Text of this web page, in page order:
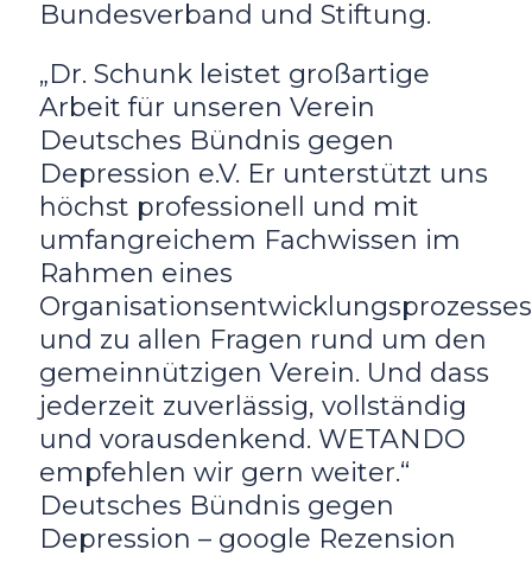
Bundesverband und Stiftung.
„Dr. Schunk leistet großartige
Arbeit für unseren Verein
Deutsches Bündnis gegen
Depression e.V. Er unterstützt uns
höchst professionell und mit
umfangreichem Fachwissen im
Rahmen eines
Organisationsentwicklungsprozesses
und zu allen Fragen rund um den
gemeinnützigen Verein. Und dass
jederzeit zuverlässig, vollständig
und vorausdenkend. WETANDO
empfehlen wir gern weiter.“
Deutsches Bündnis gegen
Depression – google Rezension